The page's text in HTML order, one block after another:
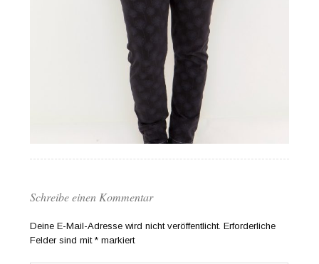
Schreibe einen Kommentar
Deine E-Mail-Adresse wird nicht veröffentlicht. Erforderliche
Felder sind mit* markiert